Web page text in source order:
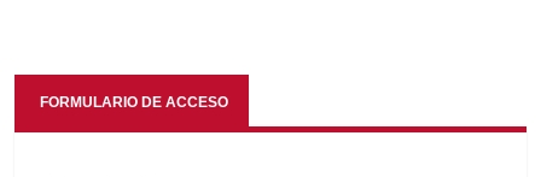
FORMULARIO DE ACCESO